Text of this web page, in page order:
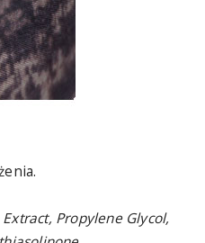
Propylene Glycol,